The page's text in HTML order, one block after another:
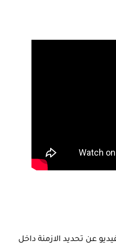
عن تحديد الازمنة داخل